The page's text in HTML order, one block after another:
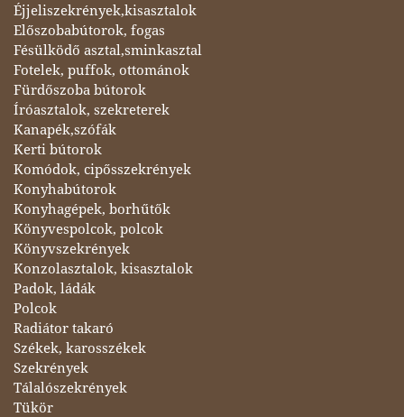
Éjjeliszekrények,kisasztalok
Előszobabútorok, fogas
Fésülködő asztal,sminkasztal
Fotelek, puffok, ottománok
Fürdőszoba bútorok
Íróasztalok, szekreterek
Kanapék,szófák
Kerti bútorok
Komódok, cipősszekrények
Konyhabútorok
Konyhagépek, borhűtők
Könyvespolcok, polcok
Könyvszekrények
Konzolasztalok, kisasztalok
Padok, ládák
Polcok
Radiátor takaró
Székek, karosszékek
Szekrények
Tálalószekrények
Tükör